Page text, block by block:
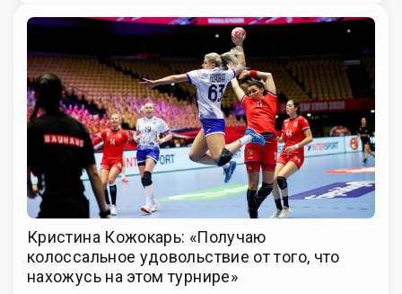
Кристина Кожокарь: «Получаю
колоссальное удовольствие от того, что
нахожусь на этом турнире»